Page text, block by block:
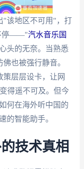
"该地区不可用"，打
停——"汽水音乐国
头的无奈。当熟悉
也被强行静音。
层层设卡，让网
得遥不可及。但今
何在海外听中国的
的智能助手。
技术真相